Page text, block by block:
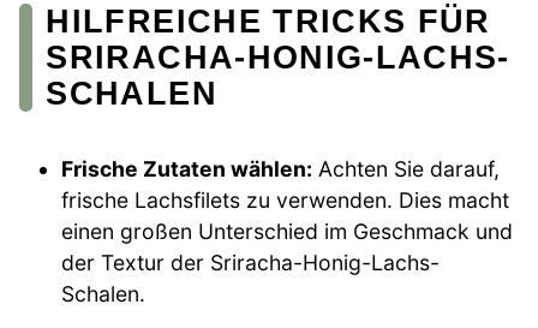
HILFREICHE TRICKS FÜR
SRIRACHA-HONIG-LACHS-
SCHALEN
Frische Zutaten wählen: Achten Sie darauf,
frische Lachsfilets zu verwenden. Dies macht
einen großen Unterschied im Geschmack und
der Textur der Sriracha-Honig-Lachs-
Schalen.